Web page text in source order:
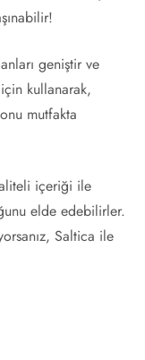
geniştir ve
için kullanarak,
mutfakta
içeriği ile
elde edebilirler.
Saltica ile